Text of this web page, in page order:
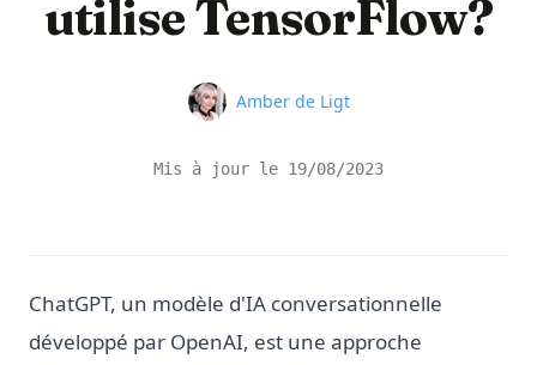
utilise TensorFlow?
Name
Amber de Ligt
Mis à jour le 19/08/2023
ChatGPT, un modèle d'IA conversationnelle
développé par OpenAI, est une approche